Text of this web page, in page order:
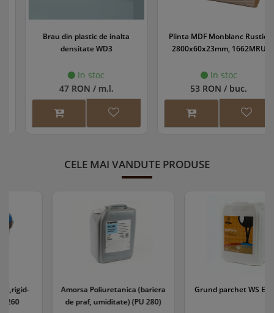
Brau din plastic de inalta
densitate WD3
In stoc
47 RON / m.l.
Plinta MDF Monblanc Rustic,
2800x60x23mm, 1662MRU
In stoc
53 RON / buc.
CELE MAI VANDUTE PRODUSE
Amorsa Poliuretanica (bariera
de praf, umiditate) (PU 280)
Grund parchet WS EasyPrime